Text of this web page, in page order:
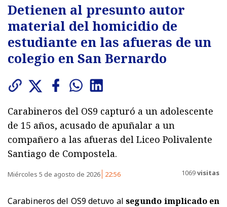
Detienen al presunto autor
material del homicidio de
estudiante en las afueras de un
colegio en San Bernardo
Carabineros del OS9 capturó a un adolescente
de 15 años, acusado de apuñalar a un
compañero a las afueras del Liceo Polivalente
Santiago de Compostela.
Miércoles 5 de agosto de 2026 22:56 1069visitas
Carabineros del OS9 detuvo al segundo implicado en